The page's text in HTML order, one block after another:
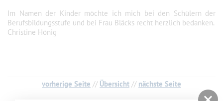
Im Namen der Kinder möchte ich mich bei den Schülern der
Berufsbildungsstufe und bei Frau Bläcks recht herzlich bedanken.
Christine Hönig
vorherige Seite // Übersicht // nächste Seite